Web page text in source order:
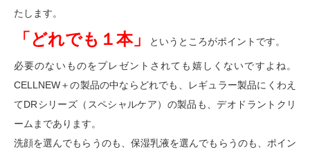
たします。
「どれでも１本」 というところがポイントです。
必要のないものをプレゼントされても嬉しくないですよね。
CELLNEW＋の製品の中ならどれでも、レギュラー製品にくわえ
てDRシリーズ（スペシャルケア）の製品も、デオドラントクリ
ームまであります。
洗顔を選んでもらうのも、保湿乳液を選んでもらうのも、ポイン